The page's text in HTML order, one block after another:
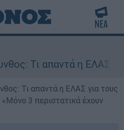
η ΕΛΑΣ για τους 8
Τι απαντά η ΕΛΑΣ για τους
3 περιστατικά έχουν